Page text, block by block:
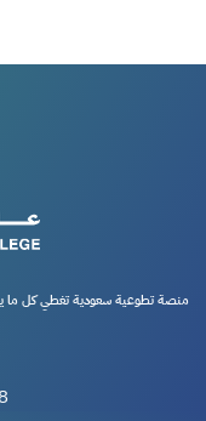
منصة تطوعية سعودية تغطي كل ما